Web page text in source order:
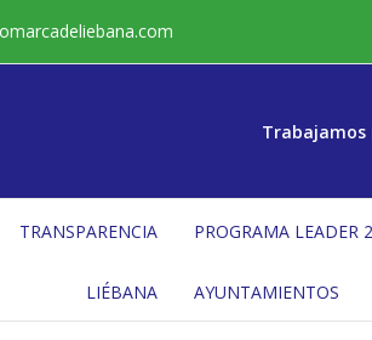
Trabajamos
TRANSPARENCIA PROGRAMA LEADER
LIÉBANA AYUNTAMIENTOS